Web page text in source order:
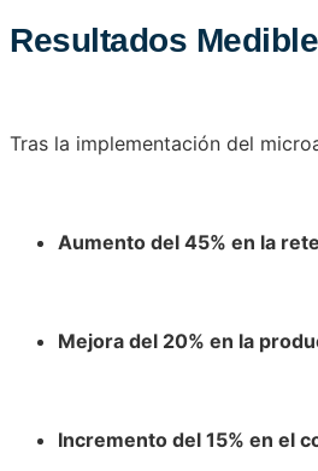
Resultados
Tras la implementación del
Aumento del 45% en la
Mejora del 20% en la
Incremento del 15% en el